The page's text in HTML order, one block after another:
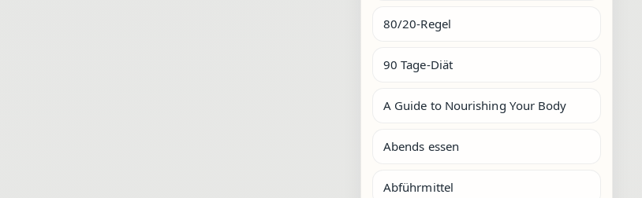
80/20-Regel
90 Tage-Diät
A Guide to Nourishing Your Body
Abends essen
Abführmittel